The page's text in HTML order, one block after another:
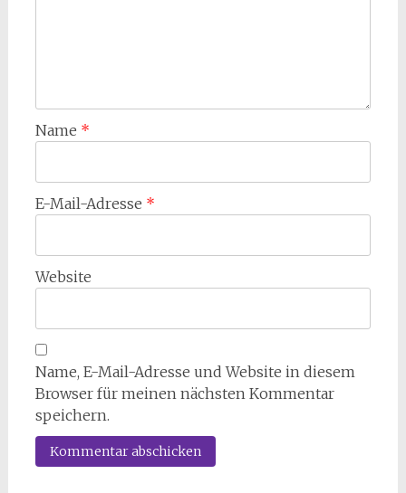
Name *
E-Mail-Adresse *
Website
Name, E-Mail-Adresse und Website in diesem
Browser für meinen nächsten Kommentar
speichern.